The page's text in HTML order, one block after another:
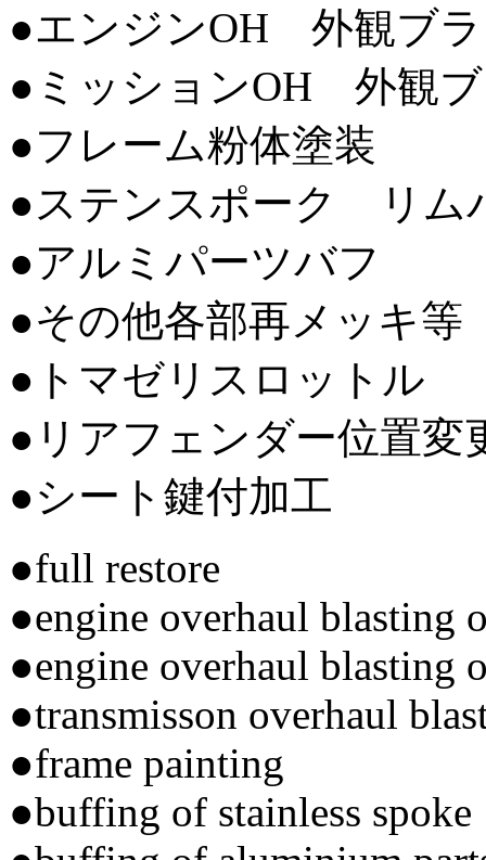
●エンジンOH 外観ブ
●ミッションOH 外観
●フレーム粉体塗装
●ステンスポーク リム
●アルミパーツバフ
●その他各部再メッキ等
●トマゼリスロットル
●リアフェンダー位置変
●シート鍵付加工
●full restore
●engine overhaul blasting
●engine overhaul blasting
●transmisson overhaul
●frame painting
●buffing of stainless spoke